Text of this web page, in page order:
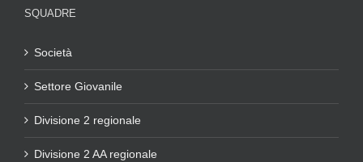
SQUADRE
Società
Settore Giovanile
Divisione 2 regionale
Divisione 2 AA regionale